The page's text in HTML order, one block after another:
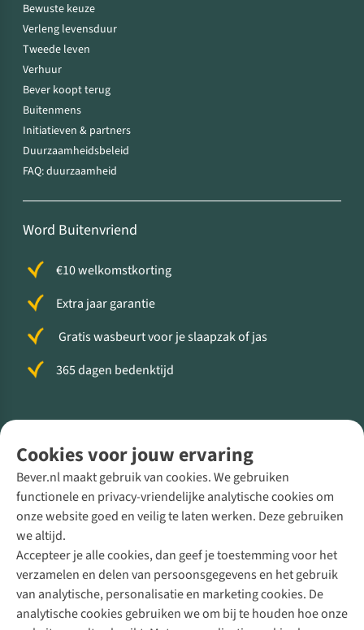
Cookies voor jouw ervaring
Bever.nl maakt gebruik van cookies. We gebruiken
functionele en privacy-vriendelijke analytische cookies om
onze website goed en veilig te laten werken. Deze gebruiken
we altijd.
Accepteer je alle cookies, dan geef je toestemming voor het
verzamelen en delen van persoonsgegevens en het gebruik
van analytische, personalisatie en marketing cookies. De
analytische cookies gebruiken we om bij te houden hoe onze
Bewuste keuze
Verleng levensduur
Tweede leven
Verhuur
Bever koopt terug
Buitenmens
Initiatieven & partners
Duurzaamheidsbeleid
FAQ: duurzaamheid
Word Buitenvriend
€10 welkomstkorting
Extra jaar garantie
Gratis wasbeurt voor je slaapzak of jas
365 dagen bedenktijd
Direct advies van een Buitenexpert
+31 (0)85 888 50 88
+31 6 12 28 49 80
Contactformulier